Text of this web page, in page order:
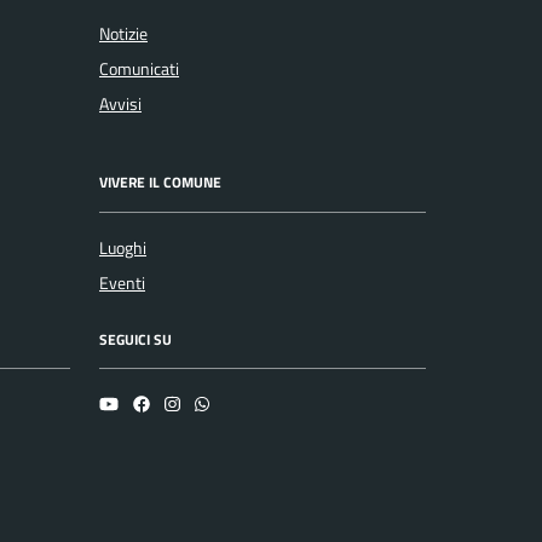
Notizie
Comunicati
Avvisi
VIVERE IL COMUNE
Luoghi
Eventi
SEGUICI SU
YouTubeFacebookInstagramWhatsapp